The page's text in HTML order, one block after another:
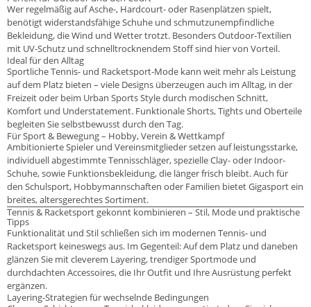
Wer regelmäßig auf Asche-, Hardcourt- oder Rasenplätzen spielt,
benötigt widerstandsfähige Schuhe und schmutzunempfindliche
Bekleidung, die Wind und Wetter trotzt. Besonders Outdoor-Textilien
mit UV-Schutz und schnelltrocknendem Stoff sind hier von Vorteil.
Ideal für den Alltag
Sportliche Tennis- und Racketsport-Mode kann weit mehr als Leistung
auf dem Platz bieten – viele Designs überzeugen auch im Alltag, in der
Freizeit oder beim Urban Sports Style durch modischen Schnitt,
Komfort und Understatement. Funktionale Shorts, Tights und Oberteile
begleiten Sie selbstbewusst durch den Tag.
Für Sport & Bewegung – Hobby, Verein & Wettkampf
Ambitionierte Spieler und Vereinsmitglieder setzen auf leistungsstarke,
individuell abgestimmte Tennisschläger, spezielle Clay- oder Indoor-
Schuhe, sowie Funktionsbekleidung, die länger frisch bleibt. Auch für
den Schulsport, Hobbymannschaften oder Familien bietet Gigasport ein
breites, altersgerechtes Sortiment.
Tennis & Racketsport gekonnt kombinieren – Stil, Mode und praktische
Tipps
Funktionalität und Stil schließen sich im modernen Tennis- und
Racketsport keineswegs aus. Im Gegenteil: Auf dem Platz und daneben
glänzen Sie mit cleverem Layering, trendiger Sportmode und
durchdachten Accessoires, die Ihr Outfit und Ihre Ausrüstung perfekt
ergänzen.
Layering-Strategien für wechselnde Bedingungen